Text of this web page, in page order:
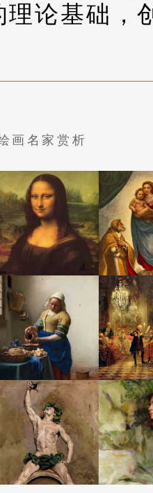
理论基础，
画名家赏析
拉
裴
尔
门
采
理